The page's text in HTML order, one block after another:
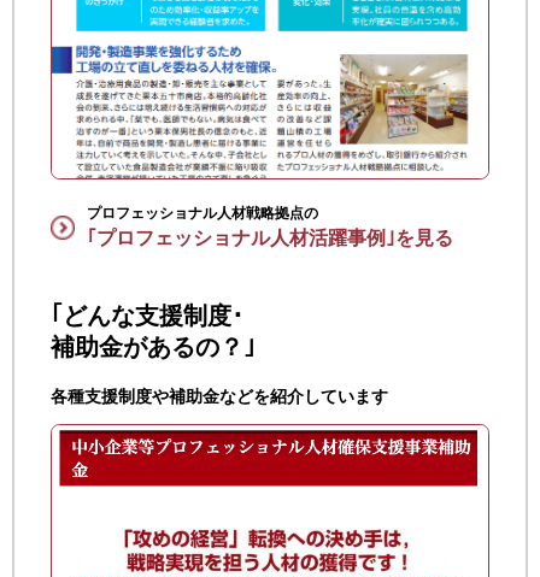
プロフェッショナル人材戦略拠点の
｢プロフェッショナル人材活躍事例｣を見る
｢どんな支援制度･
補助金があるの？｣
各種支援制度や補助金などを紹介しています